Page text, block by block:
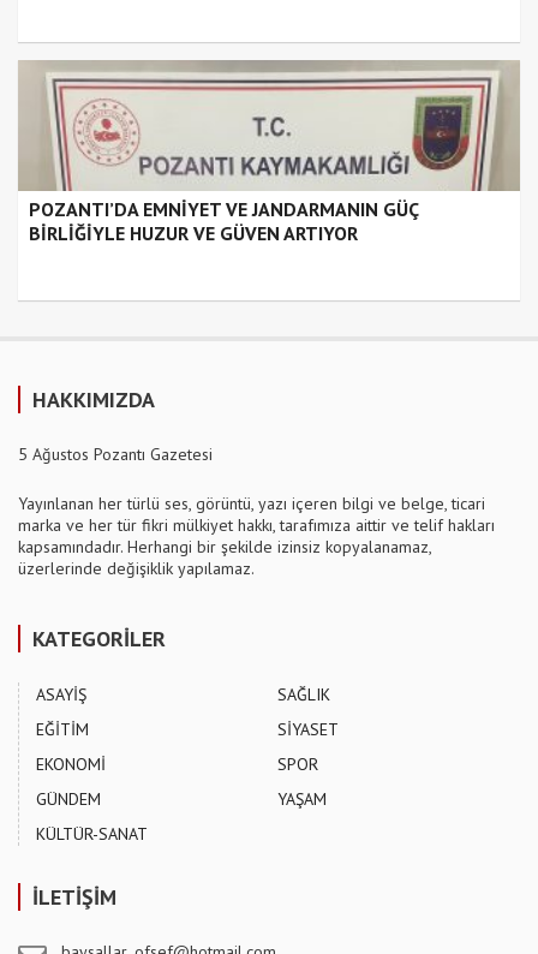
POZANTI’DA EMNİYET VE JANDARMANIN GÜÇ
BİRLİĞİYLE HUZUR VE GÜVEN ARTIYOR
HAKKIMIZDA
5 Ağustos Pozantı Gazetesi
Yayınlanan her türlü ses, görüntü, yazı içeren bilgi ve belge, ticari
marka ve her tür fikri mülkiyet hakkı, tarafımıza aittir ve telif hakları
kapsamındadır. Herhangi bir şekilde izinsiz kopyalanamaz,
üzerlerinde değişiklik yapılamaz.
KATEGORİLER
ASAYİŞ
EĞİTİM
EKONOMİ
GÜNDEM
KÜLTÜR-SANAT
SAĞLIK
SİYASET
SPOR
YAŞAM
İLETİŞİM